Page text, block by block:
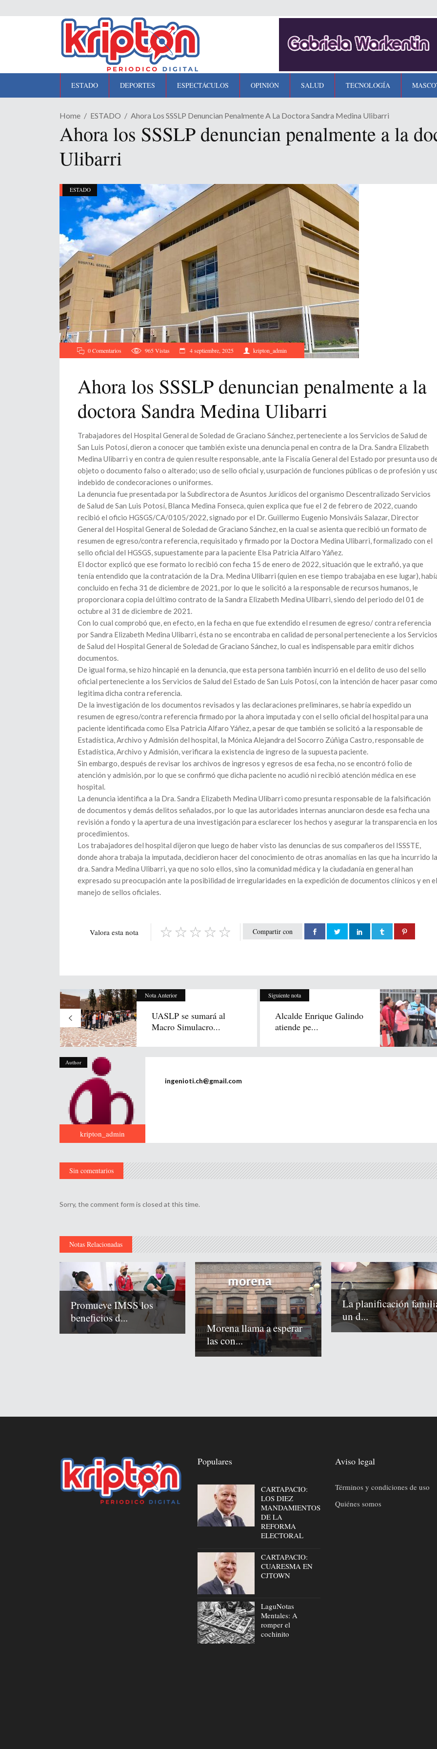
ESTADO DEPORTES ESPECTÁCULOS OPINIÓN SALUD TECNOLOGÍA
Home ESTADO Ahora Los SSSLP Denuncian Penalmente A La Doctora Sandra Medina Ulibarri
Ahora los SSSLP denuncian penalmente a la
Ulibarri
ESTADO
0 Comentarios 965Vistas 4 septiembre, 2025 kripton_admin
Ahora los SSSLP denuncian penalmente a la
doctora Sandra Medina Ulibarri
Trabajadores del Hospital General de Soledad de Graciano Sánchez, perteneciente a los Servicios de Salud de
San Luis Potosí, dieron a conocer que también existe una denuncia penal en contra de la Dra. Sandra Elizabeth
Medina Ulibarri y en contra de quien resulte responsable, ante la Fiscalía General del Estado por presunta uso
objeto o documento falso o alterado; uso de sello oficial y, usurpación de funciones públicas o de profesión y
indebido de condecoraciones o uniformes.
La denuncia fue presentada por la Subdirectora de Asuntos Jurídicos del organismo Descentralizado Servicios
de Salud de San Luis Potosí, Blanca Medina Fonseca, quien explica que fue el 2 de febrero de 2022, cuando
recibió el oficio HGSGS/CA/0105/2022, signado por el Dr. Guillermo Eugenio Monsiváis Salazar, Director
General del Hospital General de Soledad de Graciano Sánchez, en la cual se asienta que recibió un formato de
resumen de egreso/contra referencia, requisitado y firmado por la Doctora Medina Ulibarri, formalizado con el
sello oficial del HGSGS, supuestamente para la paciente Elsa Patricia Alfaro Yáñez.
El doctor explicó que ese formato lo recibió con fecha 15 de enero de 2022, situación que le extrañó, ya que
tenía entendido que la contratación de la Dra. Medina Ulibarri (quien en ese tiempo trabajaba en ese lugar),
concluido en fecha 31 de diciembre de 2021, por lo que le solicitó a la responsable de recursos humanos, le
proporcionara copia del último contrato de la Sandra Elizabeth Medina Ulibarri, siendo del periodo del 01 de
octubre al 31 de diciembre de 2021.
Con lo cual comprobó que, en efecto, en la fecha en que fue extendido el resumen de egreso/ contra referencia
por Sandra Elizabeth Medina Ulibarri, ésta no se encontraba en calidad de personal perteneciente a los Servicios
de Salud del Hospital General de Soledad de Graciano Sánchez, lo cual es indispensable para emitir dichos
documentos.
De igual forma, se hizo hincapié en la denuncia, que esta persona también incurrió en el delito de uso del sello
oficial perteneciente a los Servicios de Salud del Estado de San Luis Potosí, con la intención de hacer pasar como
legitima dicha contra referencia.
De la investigación de los documentos revisados y las declaraciones preliminares, se habría expedido un
resumen de egreso/contra referencia firmado por la ahora imputada y con el sello oficial del hospital para una
paciente identificada como Elsa Patricia Alfaro Yáñez, a pesar de que también se solicitó a la responsable de
Estadística, Archivo y Admisión del hospital, la Mónica Alejandra del Socorro Zúñiga Castro, responsable de
Estadística, Archivo y Admisión, verificara la existencia de ingreso de la supuesta paciente.
Sin embargo, después de revisar los archivos de ingresos y egresos de esa fecha, no se encontró folio de
atención y admisión, por lo que se confirmó que dicha paciente no acudió ni recibió atención médica en ese
hospital.
La denuncia identifica a la Dra. Sandra Elizabeth Medina Ulibarri como presunta responsable de la falsificación
de documentos y demás delitos señalados, por lo que las autoridades internas anunciaron desde esa fecha una
revisión a fondo y la apertura de una investigación para esclarecer los hechos y asegurar la transparencia en los
procedimientos.
Los trabajadores del hospital dijeron que luego de haber visto las denuncias de sus compañeros del ISSSTE,
donde ahora trabaja la imputada, decidieron hacer del conocimiento de otras anomalías en las que ha incurrido la
dra. Sandra Medina Ulibarri, ya que no solo ellos, sino la comunidad médica y la ciudadanía en general han
expresado su preocupación ante la posibilidad de irregularidades en la expedición de documentos clínicos y en el
manejo de sellos oficiales.
Compartir con
Valora esta nota
Nota Anterior
UASLP se sumará al
Macro Simulacro...
Siguiente nota
Alcalde Enrique Galindo
atiende pe...
Author
kripton_admin
ingenioti.ch@gmail.com
Sin comentarios
Sorry, the comment form is closed at this time.
Notas Relacionadas
Promueve IMSS los
beneficios d...
Morena llama a esperar
las con...
La planificación
un d...
Populares
CARTAPACIO:
LOS DIEZ
MANDAMIENTOS
DE LA
REFORMA
ELECTORAL
CARTAPACIO:
CUARESMA EN
CJTOWN
LaguNotas
Mentales: A
romper el
cochinito
Aviso legal
Términos y condiciones de uso
Quiénes somos